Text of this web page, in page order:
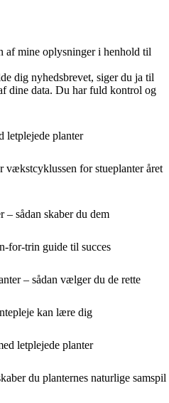
af mine oplysninger i henhold til
dig nyhedsbrevet, siger du ja til
dine data. Du har fuld kontrol og
letplejede planter
vækstcyklussen for stueplanter året
– sådan skaber du dem
for-trin guide til succes
– sådan vælger du de rette
kan lære dig
letplejede planter
du planternes naturlige samspil